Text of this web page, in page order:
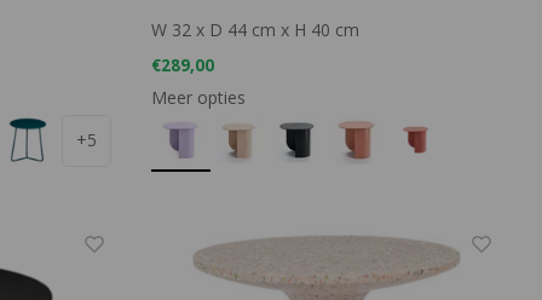
+5
W 32 x D 44 cm x H 40 cm
€289,00
Meer opties